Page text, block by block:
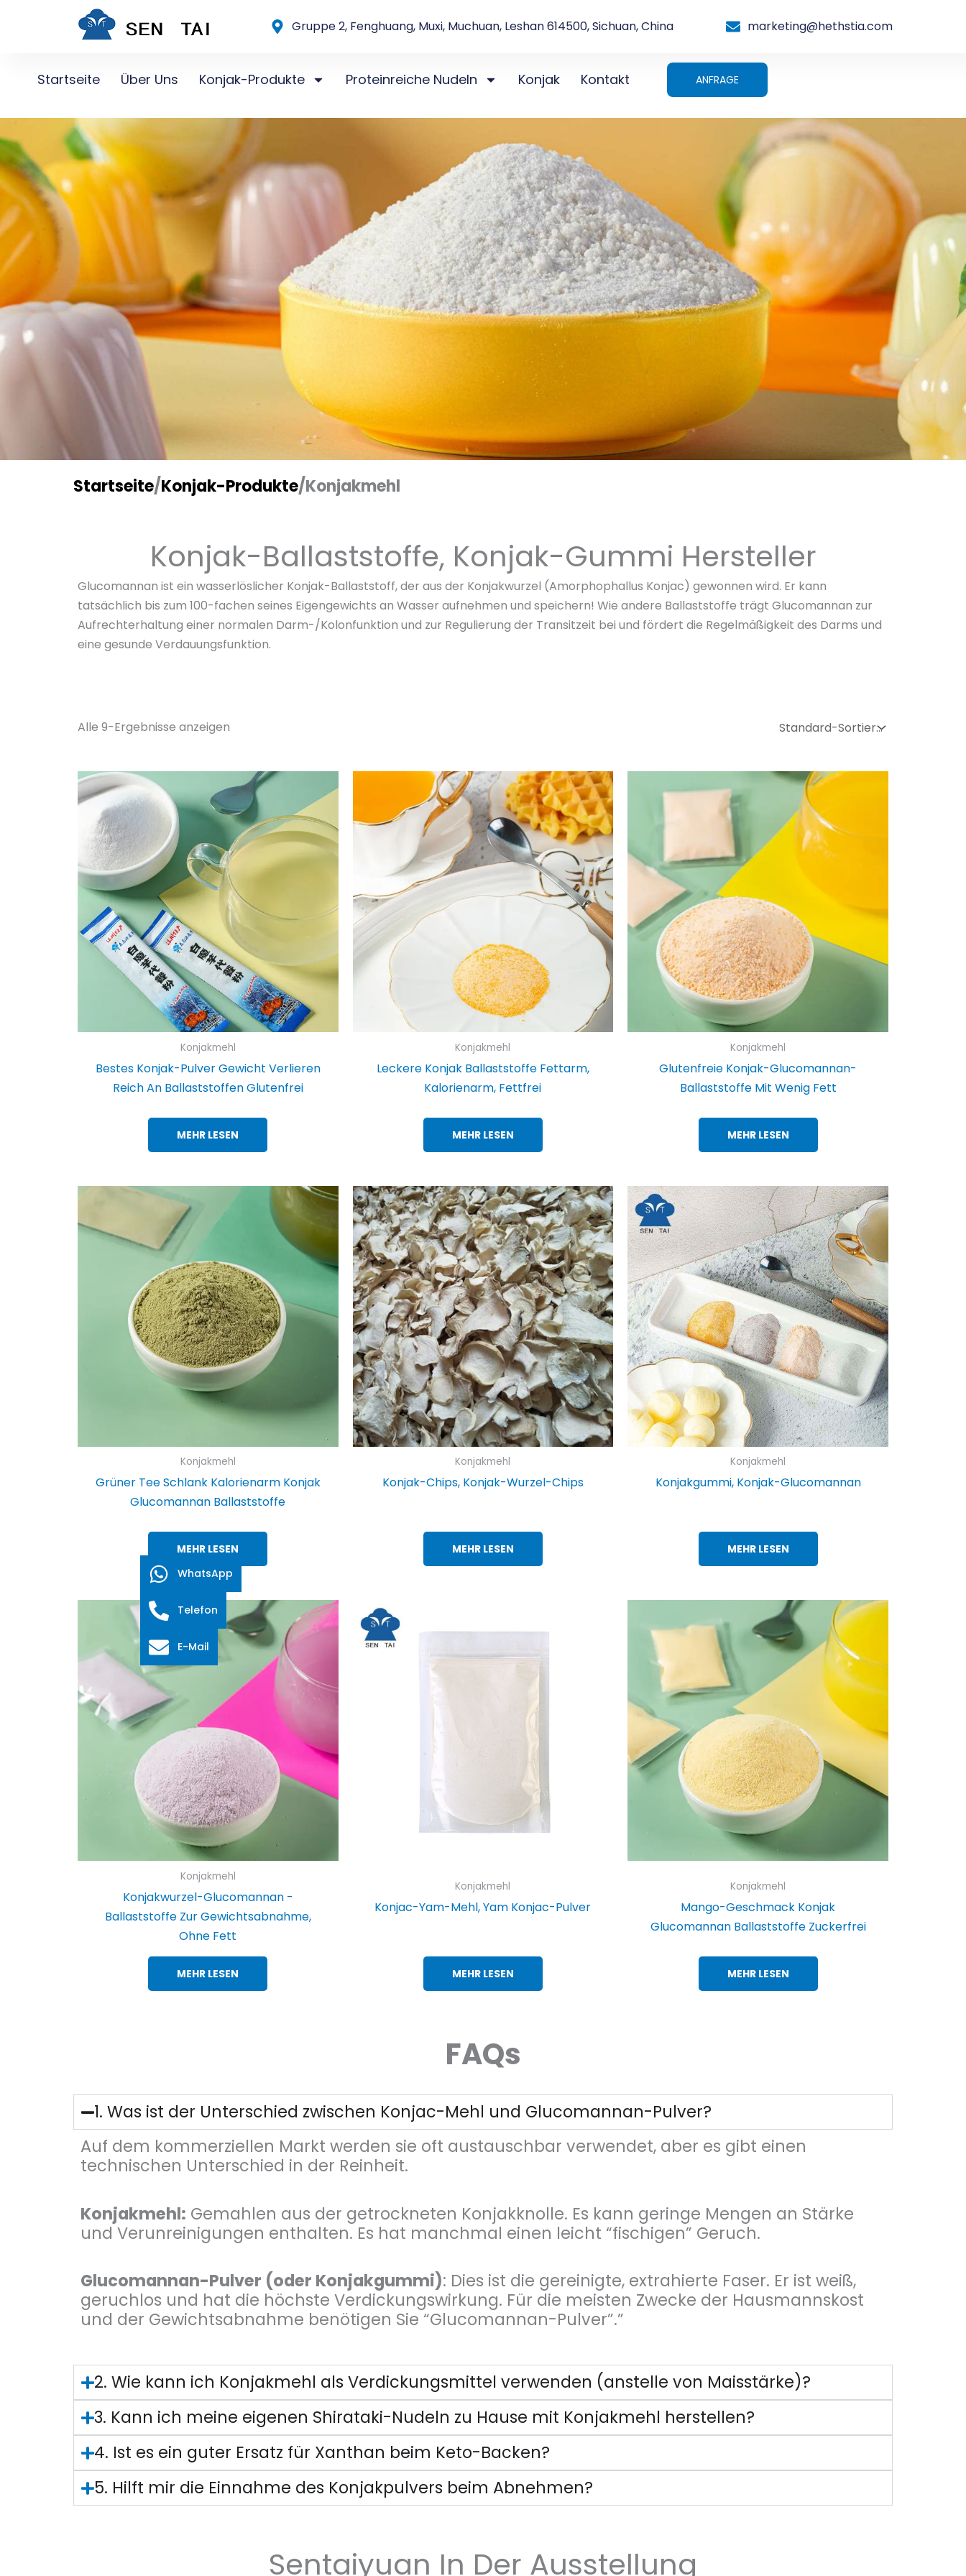
Gruppe 2, Fenghuang, Muxi, Muchuan, Leshan 614500, Sichuan, China marketing@hethstia.com
Startseite Über Uns Konjak-Produkte Proteinreiche Nudeln Konjak Kontakt ANFRAGE
Startseite/Konjak-Produkte/Konjakmehl
Konjak-Ballaststoffe, Konjak-Gummi Hersteller
Glucomannan ist ein wasserlöslicher Konjak-Ballaststoff, der aus der Konjakwurzel (Amorphophallus Konjac) gewonnen wird. Er kann
tatsächlich bis zum 100-fachen seines Eigengewichts an Wasser aufnehmen und speichern! Wie andere Ballaststoffe trägt Glucomannan zur
Aufrechterhaltung einer normalen Darm-/Kolonfunktion und zur Regulierung der Transitzeit bei und fördert die Regelmäßigkeit des Darms und
eine gesunde Verdauungsfunktion.
Alle 9-Ergebnisse anzeigen
Konjakmehl
Bestes Konjak-Pulver Gewicht Verlieren
Reich An Ballaststoffen Glutenfrei
MEHR LESEN
Konjakmehl
Leckere Konjak Ballaststoffe Fettarm,
Kalorienarm, Fettfrei
MEHR LESEN
Konjakmehl
Glutenfreie Konjak-Glucomannan-
Ballaststoffe Mit Wenig Fett
MEHR LESEN
Konjakmehl
Grüner Tee Schlank Kalorienarm Konjak
Glucomannan Ballaststoffe
MEHR LESEN
Konjakmehl
Konjak-Chips, Konjak-Wurzel-Chips
MEHR LESEN
Konjakmehl
Konjakgummi, Konjak-Glucomannan
MEHR LESEN
Konjakmehl
Konjakwurzel-Glucomannan -
Ballaststoffe Zur Gewichtsabnahme,
Ohne Fett
MEHR LESEN
Konjakmehl
Konjac-Yam-Mehl, Yam Konjac-Pulver
MEHR LESEN
Konjakmehl
Mango-Geschmack Konjak
Glucomannan Ballaststoffe Zuckerfrei
MEHR LESEN
FAQs
1. Was ist der Unterschied zwischen Konjac-Mehl und Glucomannan-Pulver?
Auf dem kommerziellen Markt werden sie oft austauschbar verwendet, aber es gibt einen
technischen Unterschied in der Reinheit.
Konjakmehl: Gemahlen aus der getrockneten Konjakknolle. Es kann geringe Mengen an Stärke
und Verunreinigungen enthalten. Es hat manchmal einen leicht “fischigen” Geruch.
Glucomannan-Pulver (oder Konjakgummi): Dies ist die gereinigte, extrahierte Faser. Er ist weiß,
geruchlos und hat die höchste Verdickungswirkung. Für die meisten Zwecke der Hausmannskost
und der Gewichtsabnahme benötigen Sie “Glucomannan-Pulver”.”
2. Wie kann ich Konjakmehl als Verdickungsmittel verwenden (anstelle von Maisstärke)?
3. Kann ich meine eigenen Shirataki-Nudeln zu Hause mit Konjakmehl herstellen?
4. Ist es ein guter Ersatz für Xanthan beim Keto-Backen?
5. Hilft mir die Einnahme des Konjakpulvers beim Abnehmen?
Sentaiyuan In Der Ausstellung
WhatsApp
Telefon
E-Mail